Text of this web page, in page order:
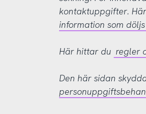
kontaktuppgifter.
information som döljs
Här hittar du regler
Den här sidan